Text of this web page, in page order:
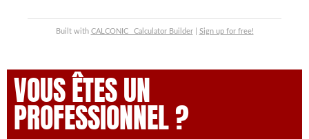
Built with CALCONIC_ Calculator Builder| Sign up for free!
VOUS ÊTES UN
PROFESSIONNEL ?